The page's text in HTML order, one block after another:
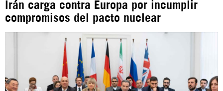
https://urmedium.com/c/hispantv
Instagram como: hispan_tv
Irán carga contra Europa por incumplir
compromisos del pacto nuclear